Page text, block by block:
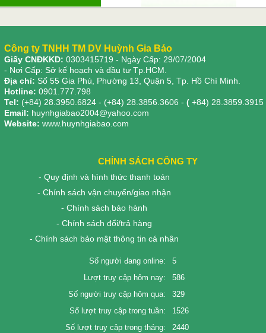
Công ty TNHH TM DV Huỳnh Gia Bảo
Giấy CNĐKKD: 0303415719 - Ngày Cấp: 29/07/2004
- Nơi Cấp: Sở kế hoạch và đầu tư Tp.HCM.
Địa chỉ: Số 55 Gia Phú, Phường 13, Quận 5, Tp. Hồ Chí Minh.
Hotline: 0901.777.798
Tel: (+84) 28.3950.6824 - (+84) 28.3856.3606 - ( +84) 28.3859.3915
Email: huynhgiabao2004@yahoo.com
Website: www.huynhgiabao.com
CHÍNH SÁCH CÔNG TY
- Quy định và hình thức thanh toán
- Chính sách vận chuyển/giao nhận
- Chính sách bảo hành
- Chính sách đổi/trả hàng
- Chính sách bảo mật thông tin cá nhân
Số người đang online:
5
Lượt truy cập hôm nay:
586
Số người truy cập hôm qua:
329
Số lượt truy cập trong tuần:
1526
Số lượt truy cập trong tháng:
2440